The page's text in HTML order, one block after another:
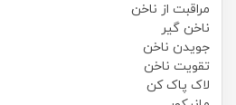
مراقبت از ناخن
ناخن گیر
جویدن ناخن
تقویت ناخن
لاک پاک کن